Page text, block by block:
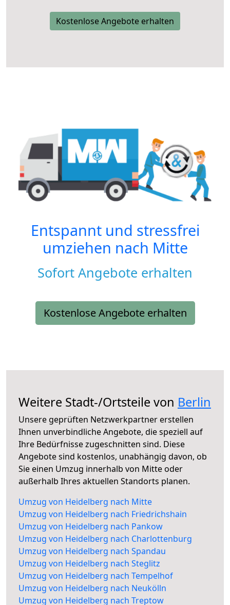
Kostenlose Angebote erhalten
Entspannt und stressfrei
umziehen nach Mitte
Sofort Angebote erhalten
Kostenlose Angebote erhalten
Weitere Stadt-/Ortsteile von Berlin
Unsere geprüften Netzwerkpartner erstellen
Ihnen unverbindliche Angebote, die speziell auf
Ihre Bedürfnisse zugeschnitten sind. Diese
Angebote sind kostenlos, unabhängig davon, ob
Sie einen Umzug innerhalb von Mitte oder
außerhalb Ihres aktuellen Standorts planen.
Umzug von Heidelberg nach Mitte
Umzug von Heidelberg nach Friedrichshain
Umzug von Heidelberg nach Pankow
Umzug von Heidelberg nach Charlottenburg
Umzug von Heidelberg nach Spandau
Umzug von Heidelberg nach Steglitz
Umzug von Heidelberg nach Tempelhof
Umzug von Heidelberg nach Neukölln
Umzug von Heidelberg nach Treptow